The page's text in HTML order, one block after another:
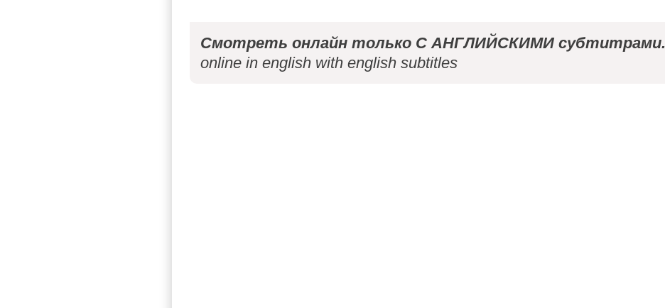
Смотреть онлайн только С АНГЛИЙСКИМИ субтитрами.
online in english with english subtitles